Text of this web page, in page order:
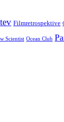
Filmretrospektive
Scientist Ocean Club